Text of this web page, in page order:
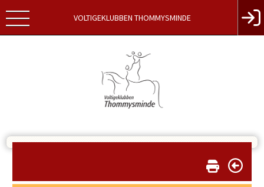
VOLTIGEKLUBBEN THOMMYSMINDE